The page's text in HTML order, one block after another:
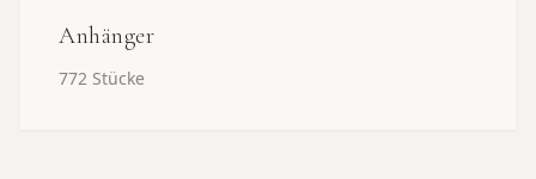
Anhänger
772 Stücke